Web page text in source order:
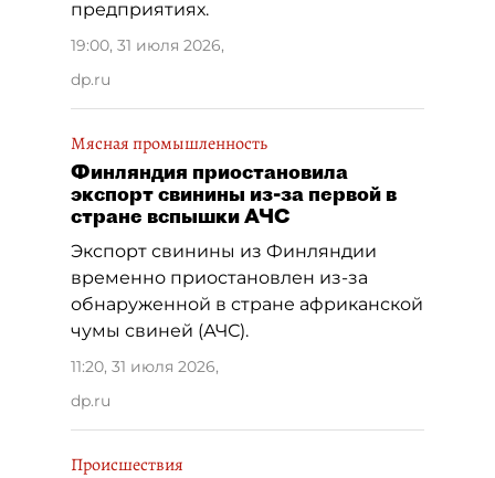
предприятиях.
19:00, 31 июля 2026,
dp.ru
Мясная промышленность
Финляндия приостановила
экспорт свинины из-за первой в
стране вспышки АЧС
Экспорт свинины из Финляндии
временно приостановлен из-за
обнаруженной в стране африканской
чумы свиней (АЧС).
11:20, 31 июля 2026,
dp.ru
Происшествия